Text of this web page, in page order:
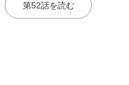
第52話を読む